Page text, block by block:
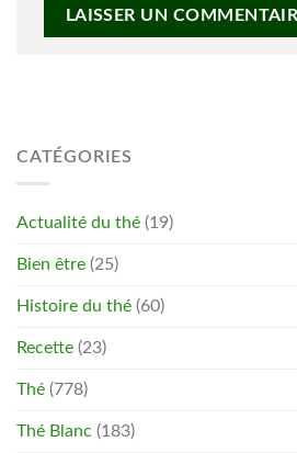
CATÉGORIES
Actualité du thé (19)
Bien être (25)
Histoire du thé (60)
Recette (23)
Thé (778)
Thé Blanc (183)